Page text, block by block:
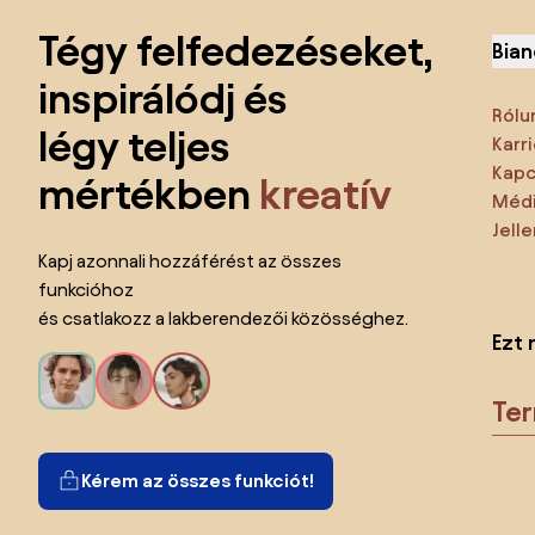
Tégy felfedezéseket,
inspirálódj és
légy teljes
mértékben kreatív
Kapj azonnali hozzáférést az összes
funkcióhoz
és csatlakozz a lakberendezői közösséghez.
Kérem az összes funkciót!
Ezt